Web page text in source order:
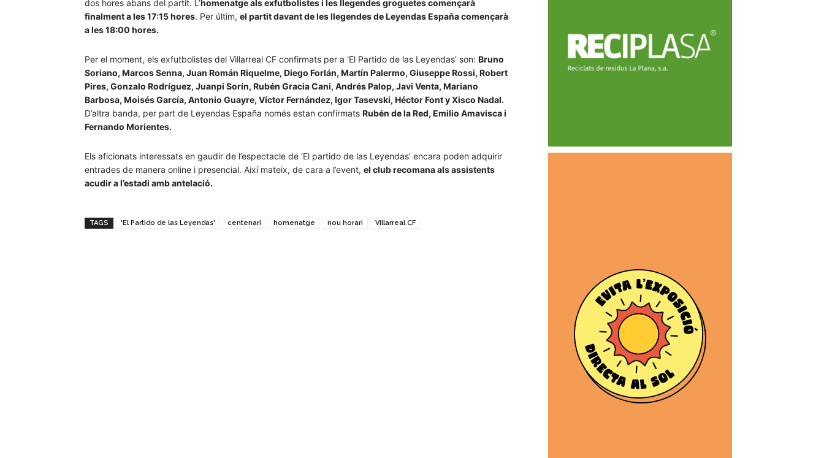
dos hores abans del partit. L’homenatge als exfutbolistes i les llegendes groguetes començarà
finalment a les 17:15 hores. Per últim, el partit davant de les llegendes de Leyendas España començarà
a les 18:00 hores.
Per el moment, els exfutbolistes del Villarreal CF confirmats per a ‘El Partido de las Leyendas’ son: Bruno
Soriano, Marcos Senna, Juan Román Riquelme, Diego Forlán, Martín Palermo, Giuseppe Rossi, Robert
Pires, Gonzalo Rodríguez, Juanpi Sorín, Rubén Gracia Cani, Andrés Palop, Javi Venta, Mariano
Barbosa, Moisés García, Antonio Guayre, Víctor Fernández, Igor Tasevski, Héctor Font y Xisco Nadal.
D’altra banda, per part de Leyendas España només estan confirmats Rubén de la Red, Emilio Amavisca i
Fernando Morientes.
Els aficionats interessats en gaudir de l’espectacle de ‘El partido de las Leyendas’ encara poden adquirir
entrades de manera online i presencial. Així mateix, de cara a l’event, el club recomana als assistents
acudir a l’estadi amb antelació.
TAGS 'El Partido de las Leyendas' centenari homenatge nou horari Villarreal CF